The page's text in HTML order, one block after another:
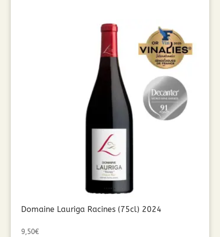
Domaine Lauriga Racines (75cl) 2024
9,50€